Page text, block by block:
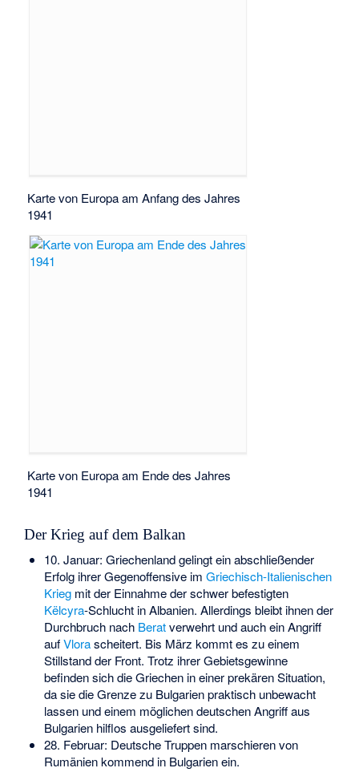
Karte von Europa am Anfang des Jahres
1941
Karte von Europa am Ende des Jahres
1941
Der Krieg auf dem Balkan
10. Januar: Griechenland gelingt ein abschließender
Erfolg ihrer Gegenoffensive im Griechisch-Italienischen
Kriegmit der Einnahme der schwer befestigten
Këlcyra-Schlucht in Albanien. Allerdings bleibt ihnen der
Durchbruch nach Beratverwehrt und auch ein Angriff
aufVlorascheitert. Bis März kommt es zu einem
Stillstand der Front. Trotz ihrer Gebietsgewinne
befinden sich die Griechen in einer prekären Situation,
da sie die Grenze zu Bulgarien praktisch unbewacht
lassen und einem möglichen deutschen Angriff aus
Bulgarien hilflos ausgeliefert sind.
28. Februar: Deutsche Truppen marschieren von
Rumänien kommend in Bulgarien ein.